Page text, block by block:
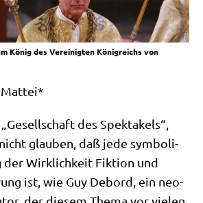
König des Vereinigten Königreichs von
des Spek­ta­kels“,
glau­ben, daß jede sym­bo­li­
der Wirk­lich­keit Fik­ti­on und
ist, wie Guy Debord, ein neo­